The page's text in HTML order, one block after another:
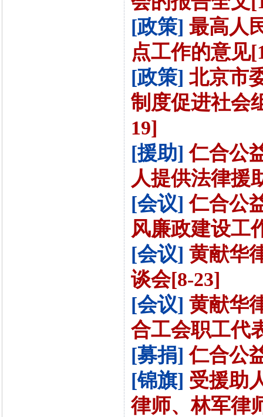
[政策] 最高人
点工作的意见
[政策] 北京市
制度促进社会
19]
[援助] 仁合公
人提供法律援
[会议] 仁合公
风廉政建设工
[会议] 黄献华
谈会[8-23]
[会议] 黄献华
合工会职工代
[募捐] 仁合公
[锦旗] 受援助
律师、林军律